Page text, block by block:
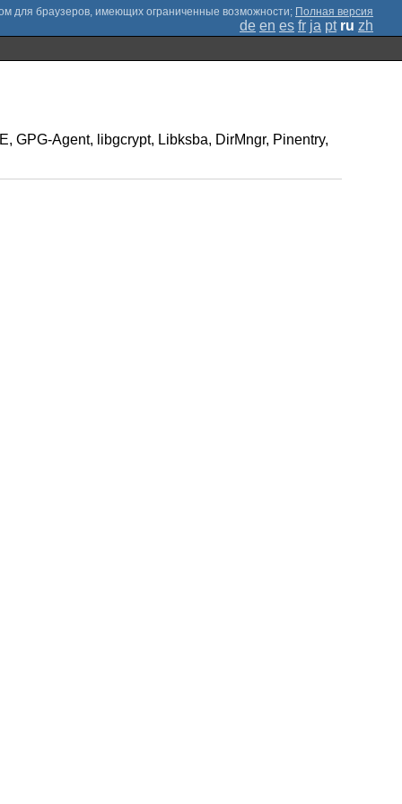
; Полная версия
de en es fr ja pt ru zh
GPG-Agent, libgcrypt, Libksba, DirMngr, Pinentry,